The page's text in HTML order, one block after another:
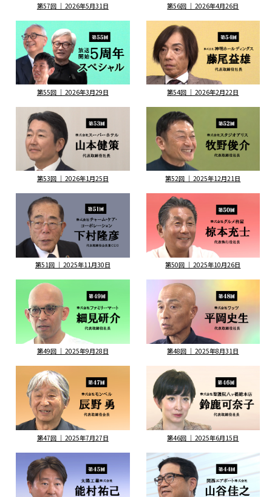
第57回 ｜ 2026年5月31日 第56回 ｜ 2026年4月26日
第55回 ｜ 2026年3月29日 第54回 ｜ 2026年2月22日
第53回 ｜ 2026年1月25日 第52回 ｜ 2025年12月21日
第51回 ｜ 2025年11月30日 第50回 ｜ 2025年10月26日
第49回 ｜ 2025年9月28日 第48回 ｜ 2025年8月31日
第47回 ｜ 2025年7月27日 第46回 ｜ 2025年6月15日